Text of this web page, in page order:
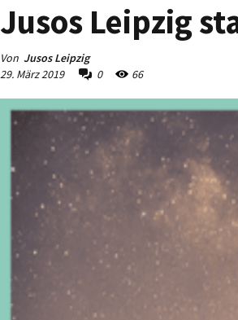
Jusos Leipzig
Von Jusos Leipzig
29. März 2019
0 66